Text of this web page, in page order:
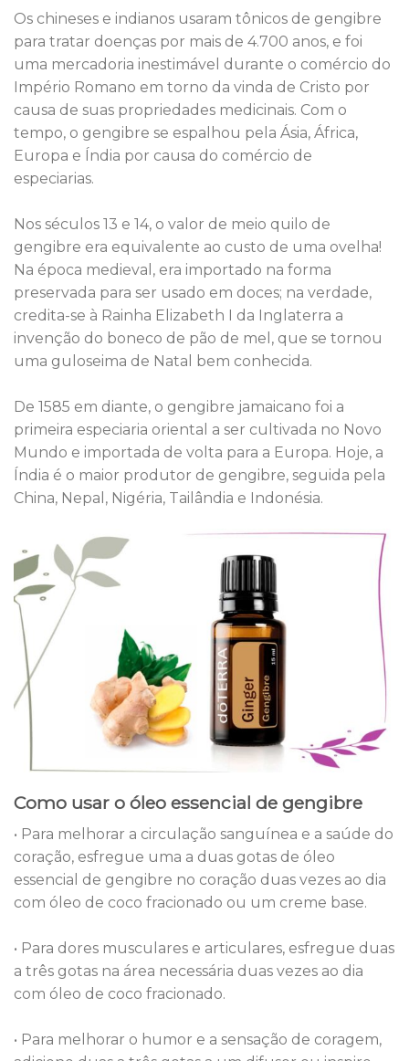
Os chineses e indianos usaram tônicos de gengibre
para tratar doenças por mais de 4.700 anos, e foi
uma mercadoria inestimável durante o comércio do
Império Romano em torno da vinda de Cristo por
causa de suas propriedades medicinais. Com o
tempo, o gengibre se espalhou pela Ásia, África,
Europa e Índia por causa do comércio de
especiarias.
Nos séculos 13 e 14, o valor de meio quilo de
gengibre era equivalente ao custo de uma ovelha!
Na época medieval, era importado na forma
preservada para ser usado em doces; na verdade,
credita-se à Rainha Elizabeth I da Inglaterra a
invenção do boneco de pão de mel, que se tornou
uma guloseima de Natal bem conhecida.
De 1585 em diante, o gengibre jamaicano foi a
primeira especiaria oriental a ser cultivada no Novo
Mundo e importada de volta para a Europa. Hoje, a
Índia é o maior produtor de gengibre, seguida pela
China, Nepal, Nigéria, Tailândia e Indonésia.
Como usar o óleo essencial de gengibre
• Para melhorar a circulação sanguínea e a saúde do
coração, esfregue uma a duas gotas de óleo
essencial de gengibre no coração duas vezes ao dia
com óleo de coco fracionado ou um creme base.
• Para dores musculares e articulares, esfregue duas
a três gotas na área necessária duas vezes ao dia
com óleo de coco fracionado.
• Para melhorar o humor e a sensação de coragem,